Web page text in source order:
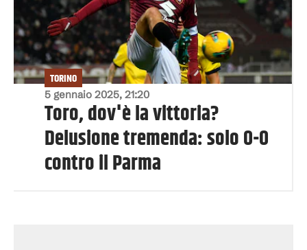
5 gennaio 2025, 21:20
TORINO
Toro, dov'è la vittoria?
Delusione tremenda: solo 0-0
contro il Parma